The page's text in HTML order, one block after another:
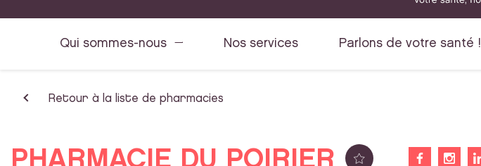
Qui sommes-nous Nos services Parlons de votre santé !
Retour à la liste de pharmacies
PHARMACIE DU POIRIER